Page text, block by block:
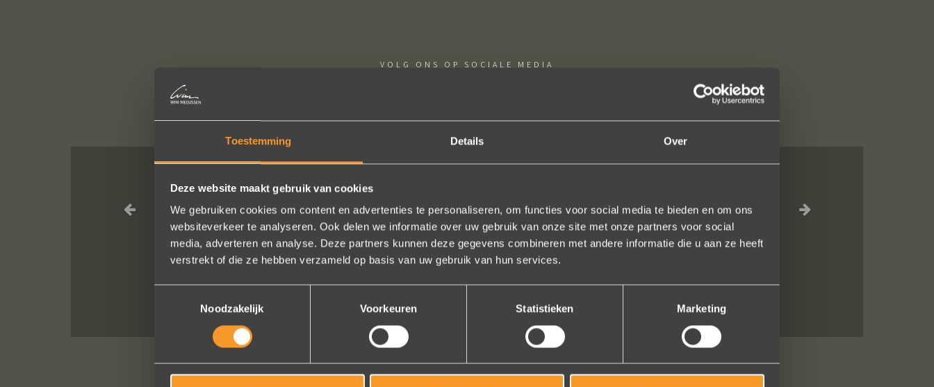
Toestemming Details Over
Deze website maakt gebruik van cookies
We gebruiken cookies om content en advertenties te personaliseren, om functies voor social media te bieden en om ons
websiteverkeer te analyseren. Ook delen we informatie over uw gebruik van onze site met onze partners voor social
media, adverteren en analyse. Deze partners kunnen deze gegevens combineren met andere informatie die u aan ze heeft
verstrekt of die ze hebben verzameld op basis van uw gebruik van hun services.
Noodzakelijk
Voorkeuren Statistieken Marketing
VOLG ONS OP SOCIALE MEDIA
Wat een prachtige sieraden! Na mn trouwring heb ik nu aan mn andere hand ook een juweeltje. Zo
trots als een pauw ben ik.
Marijn Melis
Bekijk al onze reviews